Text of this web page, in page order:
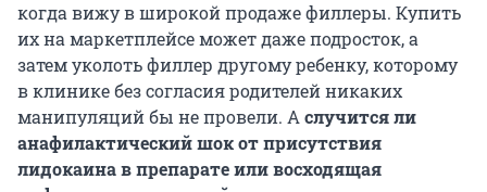
когда вижу в широкой продаже филлеры. Купить
их на маркетплейсе может даже подросток, а
затем уколоть филлер другому ребенку, которому
в клинике без согласия родителей никаких
манипуляций бы не провели. А случится ли
анафилактический шок от присутствия
лидокаина в препарате или восходящая